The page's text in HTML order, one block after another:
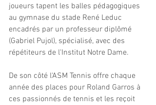
joueurs tapent les balles pédagogiques
au gymnase du stade René Leduc
encadrés par un professeur diplômé
(Gabriel Pujol), spécialisé, avec des
répétiteurs de l'Institut Notre Dame.
De son côté l'ASM Tennis offre chaque
année des places pour Roland Garros à
ces passionnés de tennis et les reçoit